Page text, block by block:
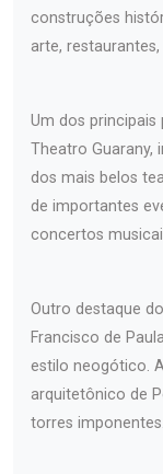
construções
arte,
Um dos
Theatro Guarany,
dos mais belos
de importantes
concertos
Outro destaque
Francisco de
estilo neogótico.
arquitetônico de
torres imponentes.